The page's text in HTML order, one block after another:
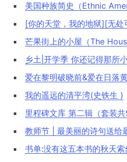
美国种族简史（Ethnic
[你的天堂，我的地狱][无处
芒果街上的小屋（The
乡土|开学季 你还记得那所
爱在黎明破晓前&爱在日落
我的遥远的清平湾(史铁生 )
里程碑文库 第二辑（套装共
教师节 | 最美丽的诗句送给
书单:没有这五本书的秋天